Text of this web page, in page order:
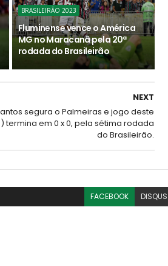
BRASILEIRÃO 2023
Fluminense vence o América
MG no Maracanã pela 20ª
rodada do Brasileirão
NEXT
segura o Palmeiras e jogo deste
termina em 0 x 0, pela sétima rodada
do Brasileirão.
FACEBOOK DISQUS